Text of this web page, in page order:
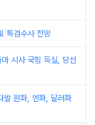
특검수사 전망
시사 국힘 득실, 당선
발 원화, 엔화, 달러화